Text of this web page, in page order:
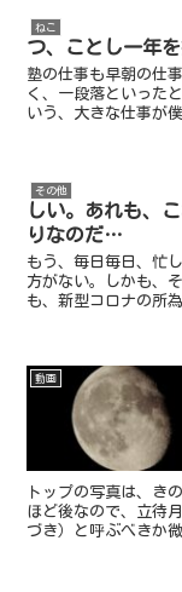
ねこ
つ、ことし一年
塾の仕事も早朝の仕
く、一段落といった
いう、大きな仕事が
その他
しい。あれも、
りなのだ…
もう、毎日毎日、忙
方がない。しかも、
も、新型コロナの所
動画
トップの写真は、き
ほど後なので、立待
づき）と呼ぶべきか